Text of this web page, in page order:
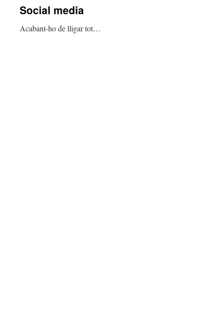
Social media
Acabant-ho de lligar tot…